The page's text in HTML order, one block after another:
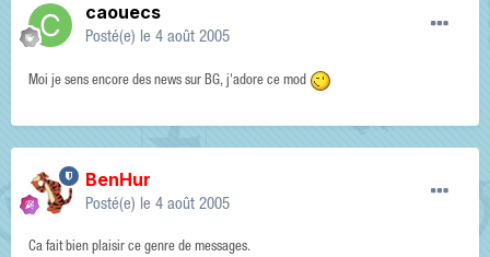
caouecs
Posté(e) le 4 août 2005
Moi je sens encore des news sur BG, j'adore ce mod
BenHur
Posté(e) le 4 août 2005
Ca fait bien plaisir ce genre de messages.